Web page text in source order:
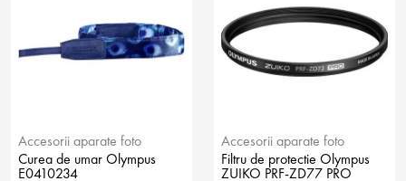
Accesorii aparate foto
Curea de umar Olympus
E0410234
Accesorii aparate foto
Filtru de protectie Olympus
ZUIKO PRF-ZD77 PRO